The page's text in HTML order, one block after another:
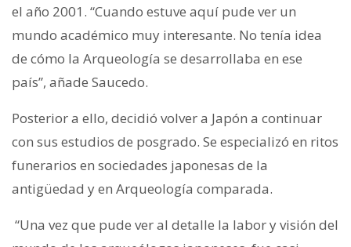
el año 2001. “Cuando estuve aquí pude ver un
mundo académico muy interesante. No tenía idea
de cómo la Arqueología se desarrollaba en ese
país”, añade Saucedo.
Posterior a ello, decidió volver a Japón a continuar
con sus estudios de posgrado. Se especializó en ritos
funerarios en sociedades japonesas de la
antigüedad y en Arqueología comparada.
“Una vez que pude ver al detalle la labor y visión del